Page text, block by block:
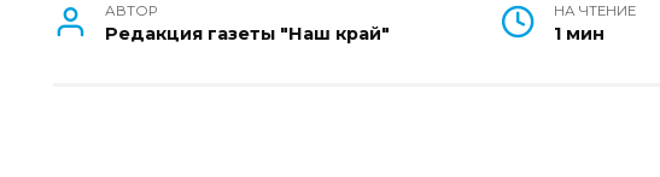
АВТОР
Редакция газеты "Наш край"
НА ЧТЕНИЕ
1 мин